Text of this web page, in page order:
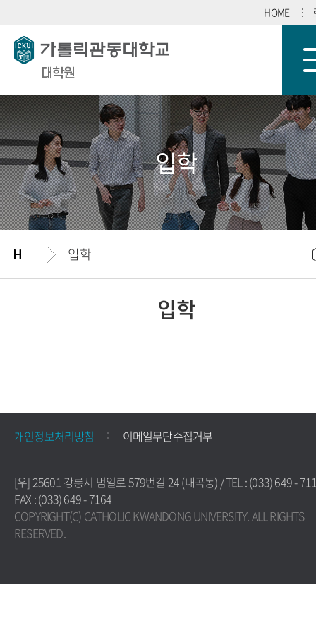
HOME
대학원
입학
입학
입학
개인정보처리방침 이메일무단수집거부
[우] 25601 강릉시 범일로 579번길 24 (내곡동) / TEL : (033) 649 -
FAX : (033) 649 - 7164
COPYRIGHT(C) CATHOLIC KWANDONG UNIVERSITY. ALL RIGHTS
RESERVED.